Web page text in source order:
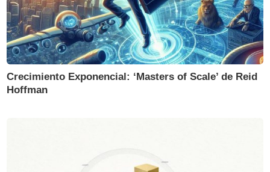
Crecimiento Exponencial: ‘Masters of Scale’ de Reid
Hoffman